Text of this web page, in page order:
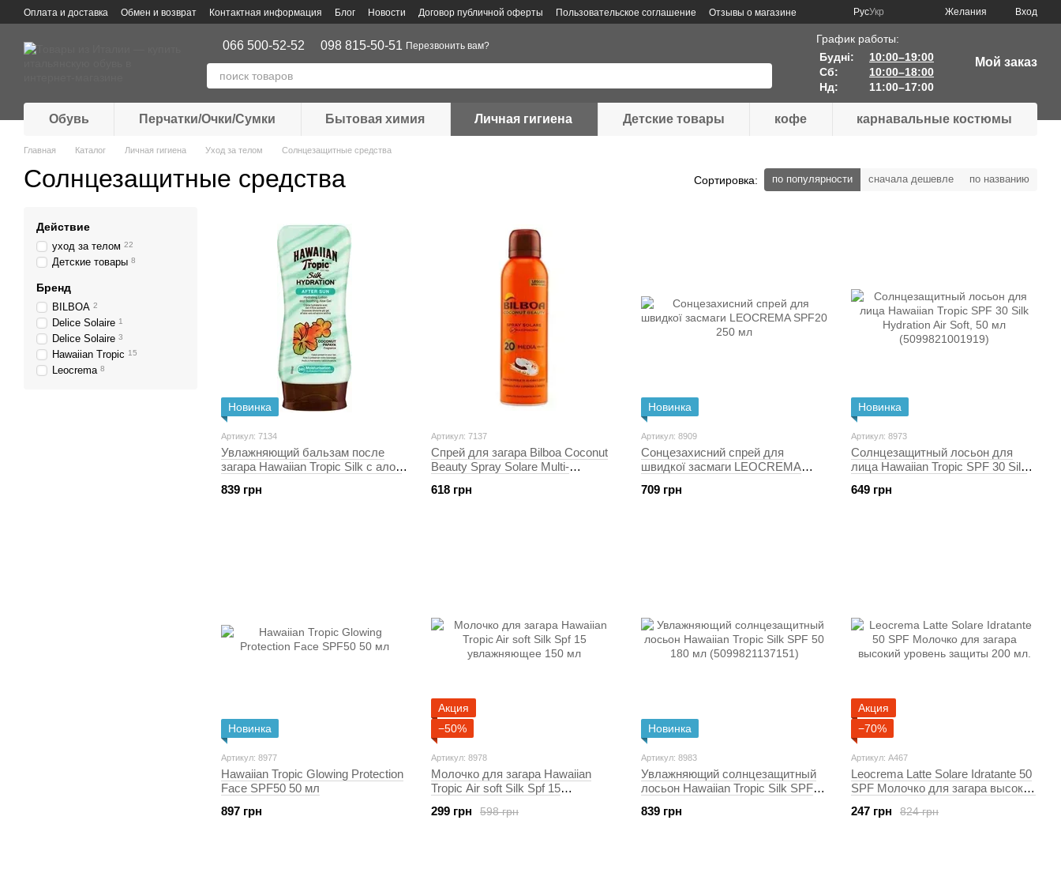
Перейти к основному контенту
Оплата и доставка Обмен и возврат Контактная информация Блог Новости Договор публичной оферты Пользовательское соглашение Отзывы о магазине РусУкр Желания Вход
066 500-52-52 098 815-50-51 Перезвонить вам?
График работы:
Будні:
10:00–19:00
Сб:
10:00–18:00
Нд:
11:00–17:00
Мой заказ
Обувь Перчатки/Очки/Сумки Бытовая химия Личная гигиена Детские товары кофе карнавальные костюмы
Главная Каталог Личная гигиена Уход за телом Солнцезащитные средства
Солнцезащитные средства Сортировка: по популярности сначала дешевле по названию
Новинка
Артикул: 7134
Увлажняющий бальзам после
загара Hawaiian Tropic Silk с алоэ
(5099821002039)
839 грн
Артикул: 7137
Спрей для загара Bilboa Coconut
Beauty Spray Solare Multi-
618 грн
Новинка
Артикул: 8909
Сонцезахисний спрей для
швидкої засмаги LEOCREMA
709 грн
Новинка
Артикул: 8973
Солнцезащитный лосьон для
лица Hawaiian Tropic SPF 30 Silk
(5099821001919)
649 грн
Новинка
Артикул: 8977
Hawaiian Tropic Glowing Protection
Face SPF50 50 мл
897 грн
Акция
−50%
Артикул: 8978
Молочко для загара Hawaiian
Tropic Air soft Silk Spf 15
598 грн
299 грн
Новинка
Артикул: 8983
Увлажняющий солнцезащитный
лосьон Hawaiian Tropic Silk SPF
839 грн
Акция
−70%
Артикул: A467
Leocrema Latte Solare Idratante 50
SPF Молочко для загара высокий
824 грн
247 грн
Действие
уход за телом 22
Детские товары 8
Бренд
BILBOA 2
Delice Solaire 1
Delice Solaire 3
Hawaiian Tropic 15
Leocrema 8